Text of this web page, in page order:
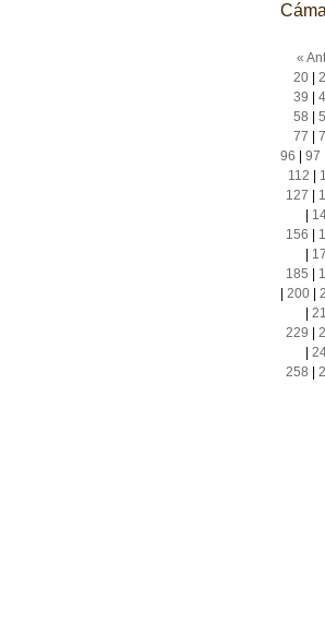
«
20|
39
58
77
96
97
112
127
156
185
200|
229
258